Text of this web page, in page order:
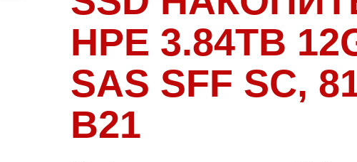
HPE 3.84TB
SAS SFF SC,
B21